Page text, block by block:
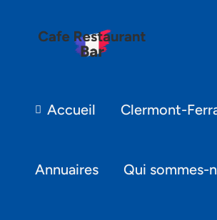
Accueil Clermont-
Annuaires Qui sommes-